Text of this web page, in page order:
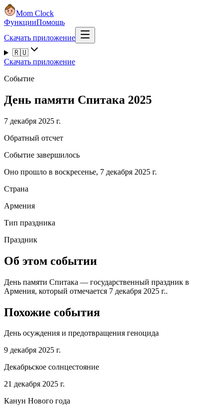
Mom Clock
ФункцииПомощь
Скачать приложение
🇷🇺
Скачать приложение
Событие
День памяти Спитака 2025
7 декабря 2025 г.
Обратный отсчет
Событие завершилось
Оно прошло в воскресенье, 7 декабря 2025 г.
Страна
Армения
Тип праздника
Праздник
Об этом событии
День памяти Спитака — государственный праздник в
Армения, который отмечается 7 декабря 2025 г..
Похожие события
День осуждения и предотвращения геноцида
9 декабря 2025 г.
Декабрьское солнцестояние
21 декабря 2025 г.
Канун Нового года